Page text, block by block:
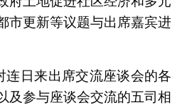
市更新等议题与出席嘉宾进
连日来出席交流座谈会的各
及参与座谈会交流的五司相